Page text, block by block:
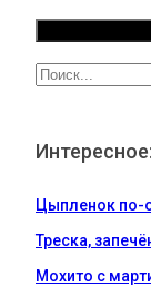
Интересное:
Цыпленок по-
Треска,
Мохито с